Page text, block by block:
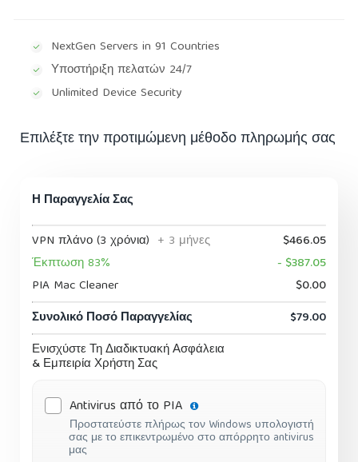
NextGen Servers in 91 Countries
Υποστήριξη πελατών 24/7
Unlimited Device Security
Επιλέξτε την προτιμώμενη μέθοδο πληρωμής σας
Η Παραγγελία Σας
VPN πλάνο (3 χρόνια) + 3 μήνες
$466.05
Έκπτωση 83%
- $387.05
PIA Mac Cleaner
$0.00
Συνολικό Ποσό Παραγγελίας
$79.00
Ενισχύστε Τη Διαδικτυακή Ασφάλεια
& Εμπειρία Χρήστη Σας
Antivirus από το PIA
Προστατεύστε πλήρως τον Windows υπολογιστή
σας με το επικεντρωμένο στο απόρρητο antivirus
μας